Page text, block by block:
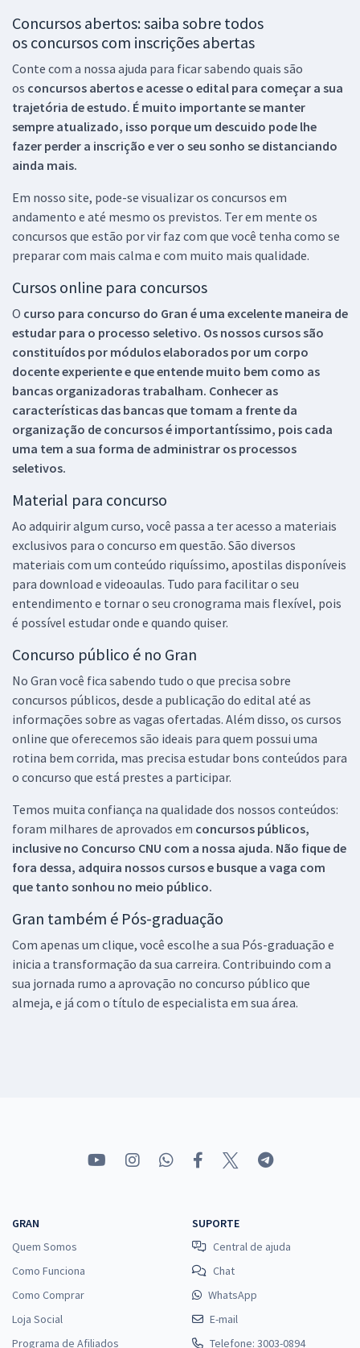
Concursos abertos: saiba sobre todos
os concursos com inscrições abertas
Conte com a nossa ajuda para ficar sabendo quais são
os concursos abertos e acesse o edital para começar a sua
trajetória de estudo. É muito importante se manter
sempre atualizado, isso porque um descuido pode lhe
fazer perder a inscrição e ver o seu sonho se distanciando
ainda mais.
Em nosso site, pode-se visualizar os concursos em
andamento e até mesmo os previstos. Ter em mente os
concursos que estão por vir faz com que você tenha como se
preparar com mais calma e com muito mais qualidade.
Cursos online para concursos
O curso para concurso do Gran é uma excelente maneira de
estudar para o processo seletivo. Os nossos cursos são
constituídos por módulos elaborados por um corpo
docente experiente e que entende muito bem como as
bancas organizadoras trabalham. Conhecer as
características das bancas que tomam a frente da
organização de concursos é importantíssimo, pois cada
uma tem a sua forma de administrar os processos
seletivos.
Material para concurso
Ao adquirir algum curso, você passa a ter acesso a materiais
exclusivos para o concurso em questão. São diversos
materiais com um conteúdo riquíssimo, apostilas disponíveis
para download e videoaulas. Tudo para facilitar o seu
entendimento e tornar o seu cronograma mais flexível, pois
é possível estudar onde e quando quiser.
Concurso público é no Gran
No Gran você fica sabendo tudo o que precisa sobre
concursos públicos, desde a publicação do edital até as
informações sobre as vagas ofertadas. Além disso, os cursos
online que oferecemos são ideais para quem possui uma
rotina bem corrida, mas precisa estudar bons conteúdos para
o concurso que está prestes a participar.
Temos muita confiança na qualidade dos nossos conteúdos:
foram milhares de aprovados em concursos públicos,
inclusive no Concurso CNU com a nossa ajuda. Não fique de
fora dessa, adquira nossos cursos e busque a vaga com
que tanto sonhou no meio público.
Gran também é Pós-graduação
Com apenas um clique, você escolhe a sua Pós-graduação e
inicia a transformação da sua carreira. Contribuindo com a
sua jornada rumo a aprovação no concurso público que
almeja, e já com o título de especialista em sua área.
GRAN
Quem Somos
Como Funciona
Como Comprar
Loja Social
Programa de Afiliados
SUPORTE
Central de ajuda
Chat
WhatsApp
E-mail
Telefone: 3003-0894